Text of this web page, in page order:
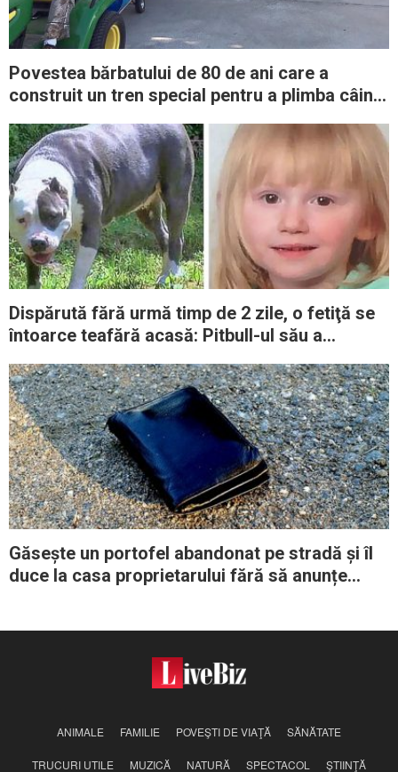
Povestea bărbatului de 80 de ani care a
construit un tren special pentru a plimba câinii
Dispărută fără urmă timp de 2 zile, o fetiţă se
întoarce teafără acasă: Pitbull-ul său a
Găsește un portofel abandonat pe stradă și îl
duce la casa proprietarului fără să anunțe
ANIMALE FAMILIE POVEŞTI DE VIAŢĂ SĂNĂTATE
TRUCURI UTILE MUZICĂ NATURĂ SPECTACOL ŞTIINŢĂ